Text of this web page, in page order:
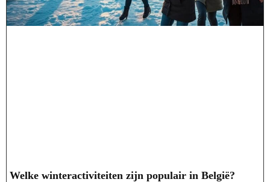
Welke winteractiviteiten zijn populair in België?